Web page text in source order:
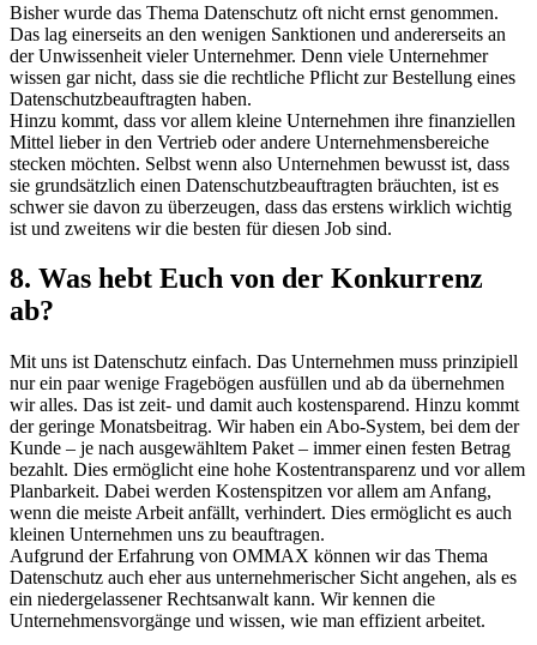
Bisher wurde das Thema Datenschutz oft nicht ernst genommen.
Das lag einerseits an den wenigen Sanktionen und andererseits an
der Unwissenheit vieler Unternehmer. Denn viele Unternehmer
wissen gar nicht, dass sie die rechtliche Pflicht zur Bestellung eines
Datenschutzbeauftragten haben.
Hinzu kommt, dass vor allem kleine Unternehmen ihre finanziellen
Mittel lieber in den Vertrieb oder andere Unternehmensbereiche
stecken möchten. Selbst wenn also Unternehmen bewusst ist, dass
sie grundsätzlich einen Datenschutzbeauftragten bräuchten, ist es
schwer sie davon zu überzeugen, dass das erstens wirklich wichtig
ist und zweitens wir die besten für diesen Job sind.
8. Was hebt Euch von der Konkurrenz
ab?
Mit uns ist Datenschutz einfach. Das Unternehmen muss prinzipiell
nur ein paar wenige Fragebögen ausfüllen und ab da übernehmen
wir alles. Das ist zeit- und damit auch kostensparend. Hinzu kommt
der geringe Monatsbeitrag. Wir haben ein Abo-System, bei dem der
Kunde – je nach ausgewähltem Paket – immer einen festen Betrag
bezahlt. Dies ermöglicht eine hohe Kostentransparenz und vor allem
Planbarkeit. Dabei werden Kostenspitzen vor allem am Anfang,
wenn die meiste Arbeit anfällt, verhindert. Dies ermöglicht es auch
kleinen Unternehmen uns zu beauftragen.
Aufgrund der Erfahrung von OMMAX können wir das Thema
Datenschutz auch eher aus unternehmerischer Sicht angehen, als es
ein niedergelassener Rechtsanwalt kann. Wir kennen die
Unternehmensvorgänge und wissen, wie man effizient arbeitet.